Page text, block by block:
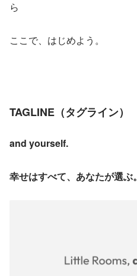
ら
ここで、はじめよう。
TAGLINE（タグライン）
and yourself.
幸せはすべて、あなたが選ぶ。